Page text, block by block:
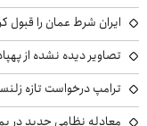
ایران شرط عمان را قبول
تصاویر دیده نشده از
ترامپ درخواست تازه
معادله نظامی جدید در